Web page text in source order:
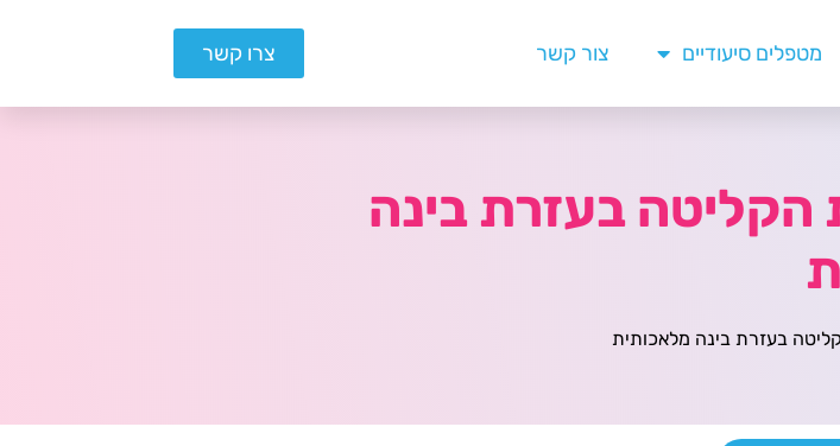
מטפלים סיעודיים צור קשר צרו קשר
הקליטה בעזרת בינה
בעזרת בינה מלאכותית